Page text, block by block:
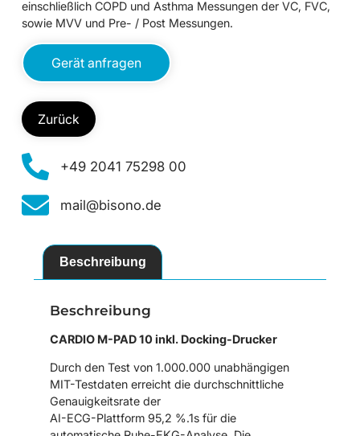
einschließlich COPD und Asthma Messungen der VC, FVC,
sowie MVV und Pre- / Post Messungen.
Gerät anfragen
Zurück
+49 2041 75298 00
mail@bisono.de
Beschreibung
Beschreibung
CARDIO M-PAD 10 inkl. Docking-Drucker
Durch den Test von 1.000.000 unabhängigen
MIT-Testdaten erreicht die durchschnittliche
Genauigkeitsrate der
AI-ECG-Plattform 95,2 %.1s für die